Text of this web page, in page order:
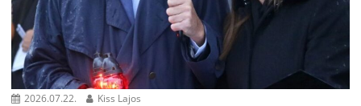
2026.07.22. Kiss Lajos